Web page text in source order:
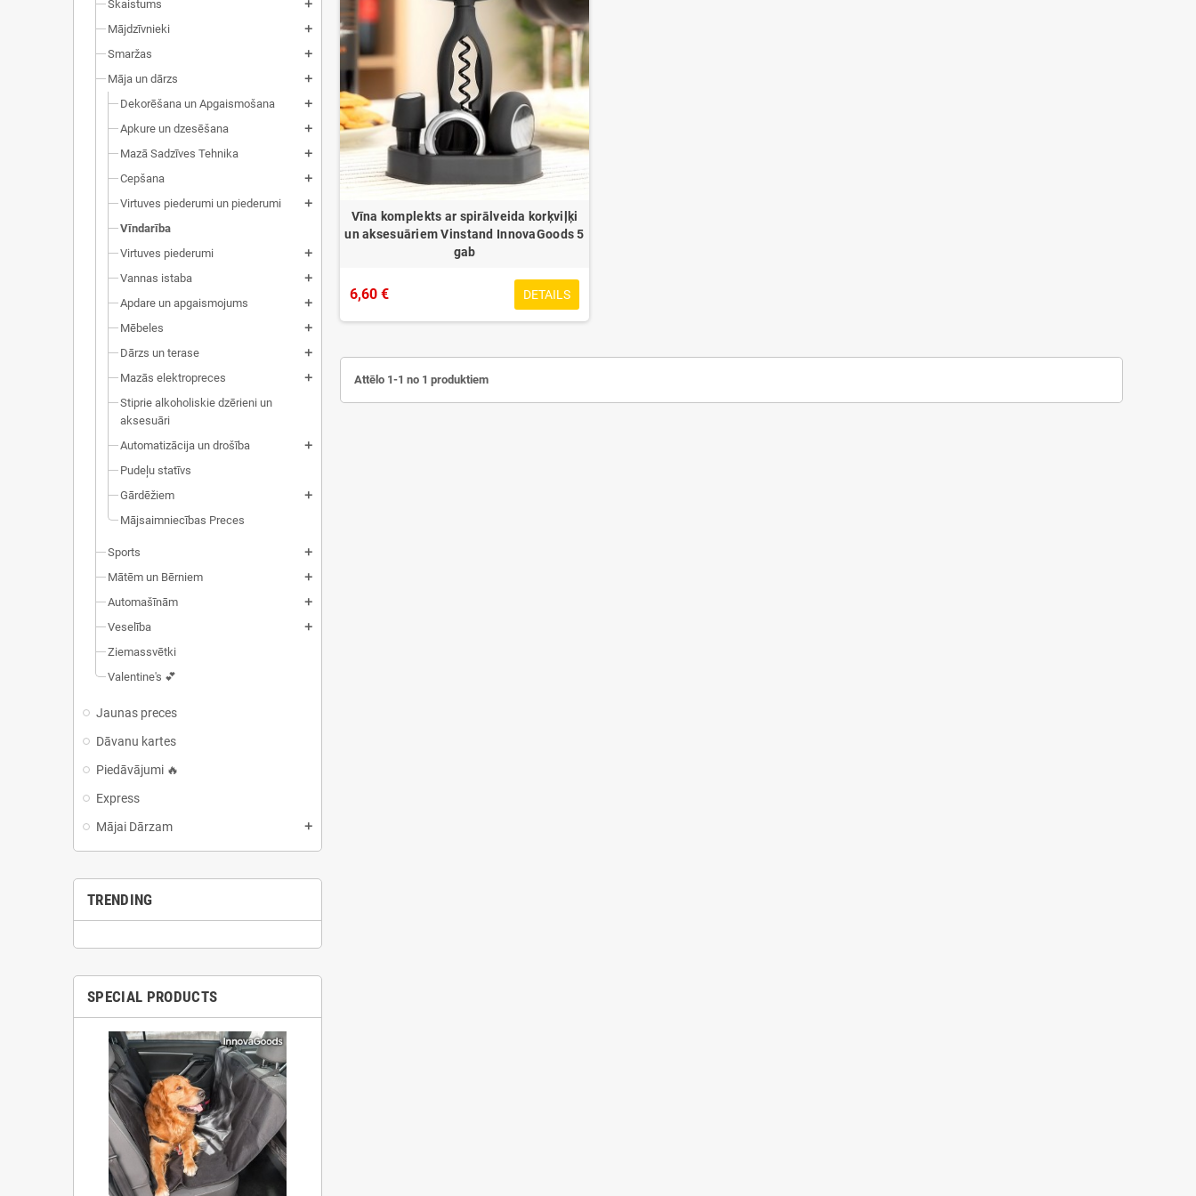
Skaistums add
Mājdzīvnieki add
Smaržas add
Māja un dārzs add
Dekorēšana un Apgaismošana add
Apkure un dzesēšana add
Mazā Sadzīves Tehnika add
Cepšana add
Virtuves piederumi un piederumi add
Vīndarība
Virtuves piederumi
add
Vannas istaba add
Apdare un apgaismojums add
Mēbeles add
Dārzs un terase add
Mazās elektropreces add
Stiprie alkoholiskie dzērieni un
aksesuāri
Automatizācija un drošība
add
Pudeļu statīvs
Gārdēžiem
add
Mājsaimniecības Preces
Sports add
Mātēm un Bērniem add
Automašīnām add
Veselība add
Ziemassvētki
Valentine's 💕
Jaunas preces
Dāvanu kartes
Piedāvājumi 🔥
Express
Mājai Dārzam
add
TRENDING
SPECIAL PRODUCTS
Vīna komplekts ar spirālveida korķviļķi
un aksesuāriem Vinstand InnovaGoods 5
gab
6,60 € DETAILS
Attēlo 1-1 no 1 produktiem